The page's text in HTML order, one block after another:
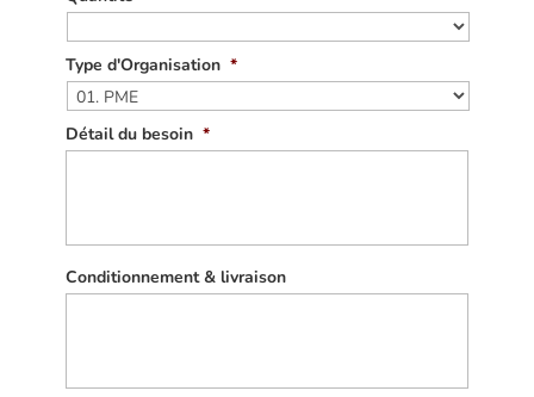
Type d'Organisation *
Détail du besoin *
Conditionnement & livraison